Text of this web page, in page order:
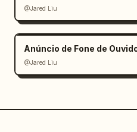
@Jared Liu
@Jared Liu